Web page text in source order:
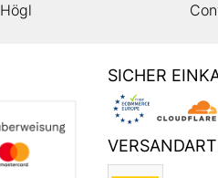
Högl
SICHER